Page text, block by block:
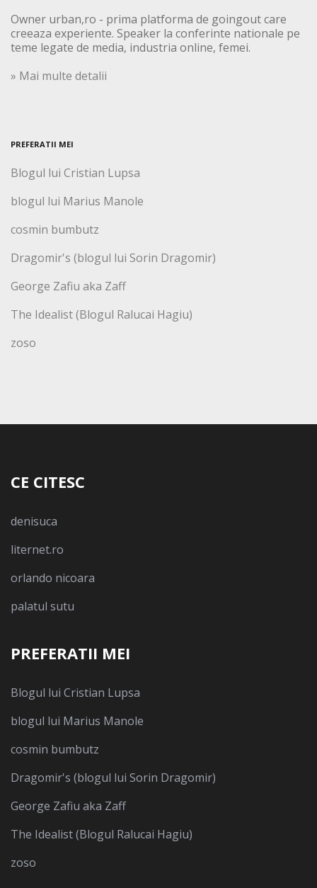
Owner urban,ro - prima platforma de goingout care
creeaza experiente. Speaker la conferinte nationale pe
teme legate de media, industria online, femei.
» Mai multe detalii
PREFERATII MEI
Blogul lui Cristian Lupsa
blogul lui Marius Manole
cosmin bumbutz
Dragomir's (blogul lui Sorin Dragomir)
George Zafiu aka Zaff
The Idealist (Blogul Ralucai Hagiu)
zoso
CE CITESC
denisuca
liternet.ro
orlando nicoara
palatul sutu
PREFERATII MEI
Blogul lui Cristian Lupsa
blogul lui Marius Manole
cosmin bumbutz
Dragomir's (blogul lui Sorin Dragomir)
George Zafiu aka Zaff
The Idealist (Blogul Ralucai Hagiu)
zoso